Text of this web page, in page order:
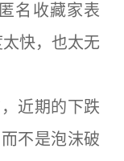
名收藏家表
快，也太无
近期的下跌
不是泡沫破